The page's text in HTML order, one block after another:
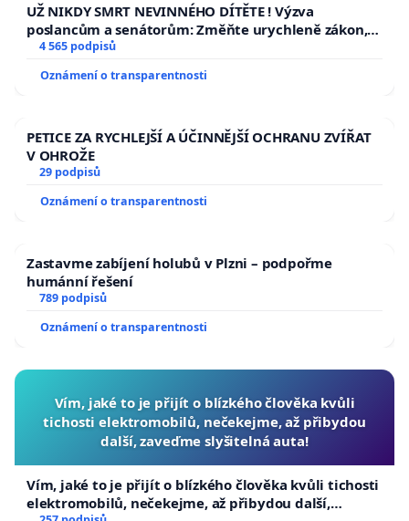
UŽ NIKDY SMRT NEVINNÉHO DÍTĚTE ! Výzva
poslancům a senátorům: Změňte urychleně zákon,
aby se tragédie malé Viktorky už nemohla opakovat!
4 565 podpisů
Oznámení o transparentnosti
PETICE ZA RYCHLEJŠÍ A ÚČINNĚJŠÍ OCHRANU ZVÍŘAT
V OHROŽE
29 podpisů
Oznámení o transparentnosti
Zastavme zabíjení holubů v Plzni – podpořme
humánní řešení
789 podpisů
Oznámení o transparentnosti
Vím, jaké to je přijít o blízkého člověka kvůli
tichosti elektromobilů, nečekejme, až přibydou
další, zaveďme slyšitelná auta!
Vím, jaké to je přijít o blízkého člověka kvůli tichosti
elektromobilů, nečekejme, až přibydou další,